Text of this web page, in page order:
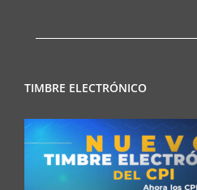
TIMBRE ELECTRÓNICO